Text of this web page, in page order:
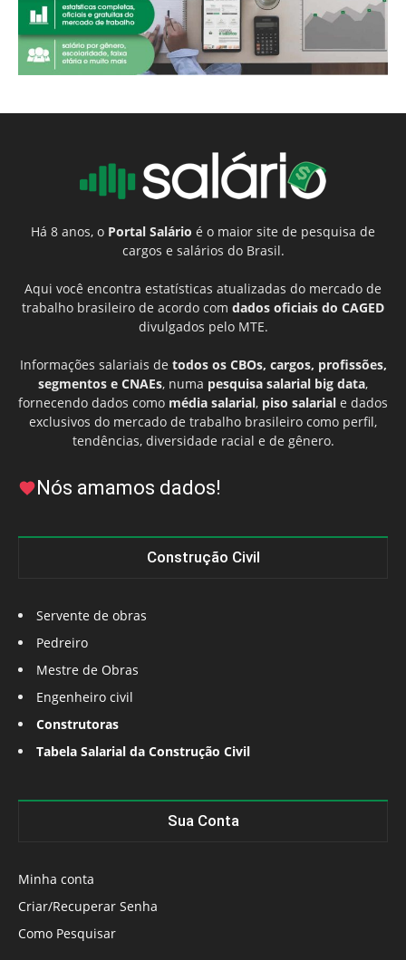
Há 8 anos, o Portal Salário é o maior site de pesquisa de
cargos e salários do Brasil.
Aqui você encontra estatísticas atualizadas do mercado de
trabalho brasileiro de acordo com dados oficiais do CAGED
divulgados pelo MTE.
Informações salariais de todos os CBOs, cargos, profissões,
segmentos e CNAEs, numa pesquisa salarial big data,
fornecendo dados como média salarial, piso salarial e dados
exclusivos do mercado de trabalho brasileiro como perfil,
tendências, diversidade racial e de gênero.
Nós amamos dados!
Construção Civil
Servente de obras
Pedreiro
Mestre de Obras
Engenheiro civil
Construtoras
Tabela Salarial da Construção Civil
Sua Conta
Minha conta
Criar/Recuperar Senha
Como Pesquisar